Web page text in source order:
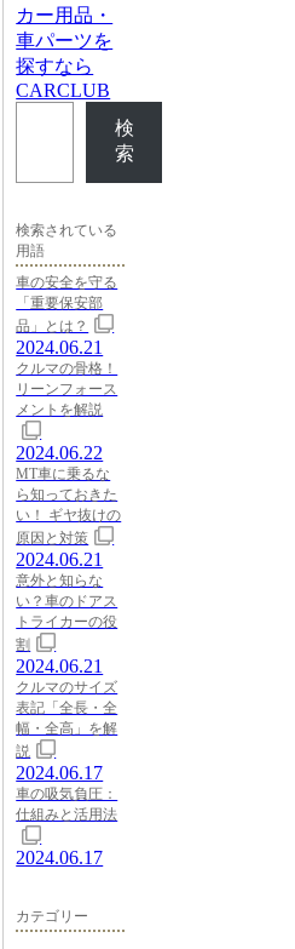
カー用品・
車パーツを
探すなら
CARCLUB
検
索
検索されている
用語
車の安全を守る
「重要保安部
品」とは？
2024.06.21
クルマの骨格！
リーンフォース
メントを解説
2024.06.22
MT車に乗るな
ら知っておきた
い！ ギヤ抜けの
原因と対策
2024.06.21
意外と知らな
い？車のドアス
トライカーの役
割
2024.06.21
クルマのサイズ
表記「全長・全
幅・全高」を解
説
2024.06.17
車の吸気負圧：
仕組みと活用法
2024.06.17
カテゴリー